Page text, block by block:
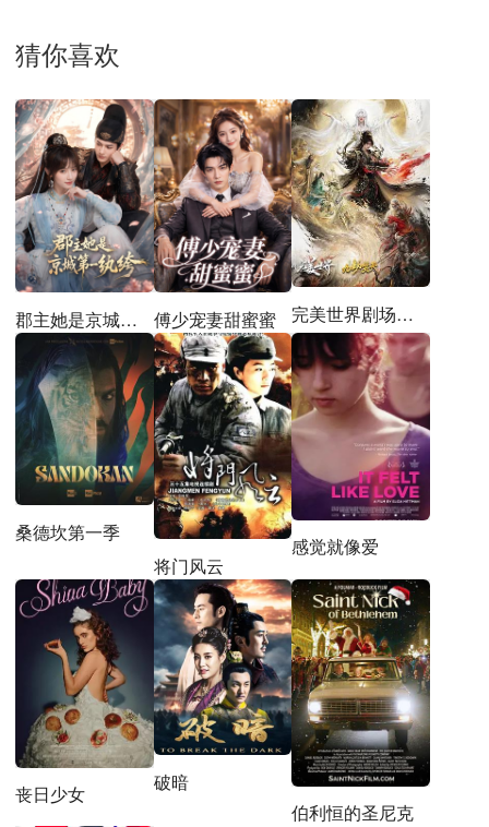
猜你喜欢
郡主她是京城第一纨绔 傅少宠妻甜蜜蜜 完美世界剧场版九劫焚天
桑德坎第一季
将门风云
感觉就像爱
丧日少女
破暗
伯利恒的圣尼克